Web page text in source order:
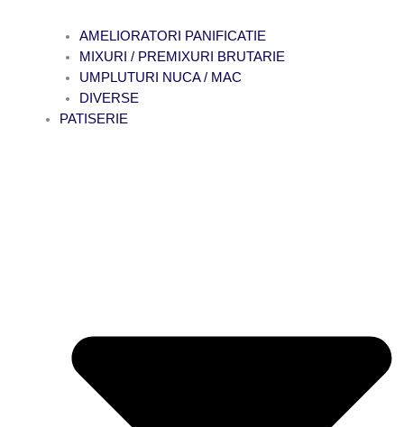
AMELIORATORI PANIFICATIE
MIXURI / PREMIXURI BRUTARIE
UMPLUTURI NUCA / MAC
DIVERSE
PATISERIE